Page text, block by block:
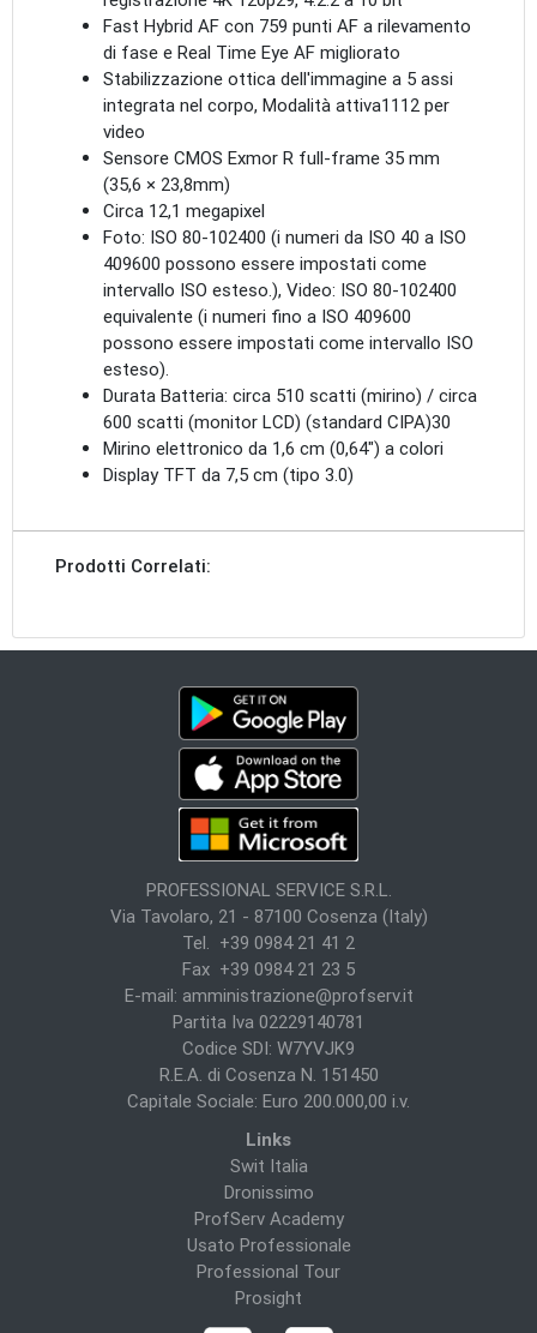
Fast Hybrid AF con 759 punti AF a rilevamento
di fase e Real Time Eye AF migliorato
Stabilizzazione ottica dell'immagine a 5 assi
integrata nel corpo, Modalità attiva1112 per
video
Sensore CMOS Exmor R full-frame 35 mm
(35,6 × 23,8mm)
Circa 12,1 megapixel
Foto: ISO 80-102400 (i numeri da ISO 40 a ISO
409600 possono essere impostati come
intervallo ISO esteso.), Video: ISO 80-102400
equivalente (i numeri fino a ISO 409600
possono essere impostati come intervallo ISO
esteso).
Durata Batteria: circa 510 scatti (mirino) / circa
600 scatti (monitor LCD) (standard CIPA)30
Mirino elettronico da 1,6 cm (0,64") a colori
Display TFT da 7,5 cm (tipo 3.0)
Prodotti Correlati:
PROFESSIONAL SERVICE S.R.L.
Via Tavolaro, 21 - 87100 Cosenza (Italy)
Tel. +39 0984 21 41 2
Fax +39 0984 21 23 5
E-mail: amministrazione@profserv.it
Partita Iva 02229140781
Codice SDI: W7YVJK9
R.E.A. di Cosenza N. 151450
Capitale Sociale: Euro 200.000,00 i.v.
Links
Swit Italia
Dronissimo
ProfServ Academy
Usato Professionale
Professional Tour
Prosight